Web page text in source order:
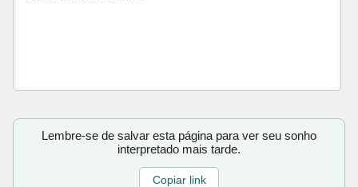
Lembre-se de salvar esta página para ver seu sonho
interpretado mais tarde.
Copiar link